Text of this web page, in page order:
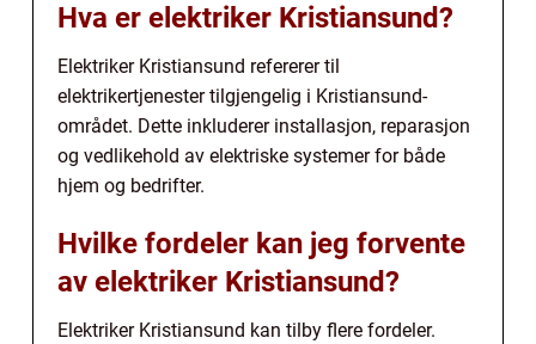
Hva er elektriker Kristiansund?
Elektriker Kristiansund refererer til
elektrikertjenester tilgjengelig i Kristiansund-
området. Dette inkluderer installasjon, reparasjon
og vedlikehold av elektriske systemer for både
hjem og bedrifter.
Hvilke fordeler kan jeg forvente
av elektriker Kristiansund?
Elektriker Kristiansund kan tilby flere fordeler.